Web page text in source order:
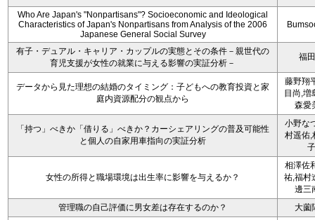
Who Are Japan's "Nonpartisans"? Socioeconomic and Ideological
Characteristics of Japan's Nonpartisans from Analysis of the 2006
Japanese General Social Survey
有子・デュアル・キャリア・カップルの実態とその条件－親世代の
育児支援が女性の就業に与える影響の実証分析－
福
データから見た理想の結婚のタイミング：子どもへの教育投資と家
庭内資源配分の観点から
藤野翔
目尚,増
森愛
「持つ」べきか「借りる」べきか？カーシェアリングの普及可能性
と個人の自家用車指向の実証分析
小野な
村遥佑,
子
女性の所得と職場環境は出生率に影響を与えるか？
相澤佐
祐,福村
邊三
管理職の自己評価に男女差は存在するのか？
大薗